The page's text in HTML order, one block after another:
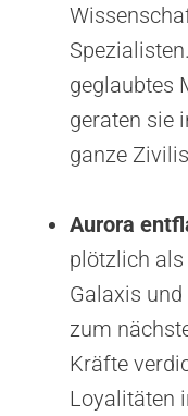
geglaubtes
geraten sie
ganze
Aurora
plötzlich
Galaxis
zum
Kräfte
Loyalitäten